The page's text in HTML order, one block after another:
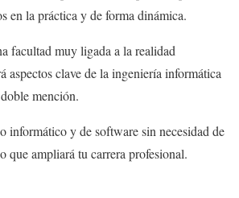
en la práctica y de forma dinámica.
facultad muy ligada a la realidad
aspectos clave de la ingeniería informática
mención.
informático y de software sin necesidad de
que ampliará tu carrera profesional.